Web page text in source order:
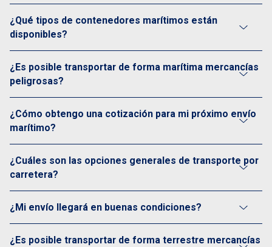
¿Qué tipos de contenedores marítimos están
disponibles?
¿Es posible transportar de forma marítima mercancías
peligrosas?
¿Cómo obtengo una cotización para mi próximo envío
marítimo?
¿Cuáles son las opciones generales de transporte por
carretera?
¿Mi envío llegará en buenas condiciones?
¿Es posible transportar de forma terrestre mercancías